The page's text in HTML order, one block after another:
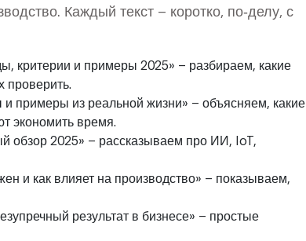
Каждый текст – коротко, по‑делу, с
критерии и примеры 2025» – разбираем, какие
проверить.
примеры из реальной жизни» – объясняем, какие
экономить время.
обзор 2025» – рассказываем про ИИ, IoT,
и как влияет на производство» – показываем,
результат в бизнесе» – простые